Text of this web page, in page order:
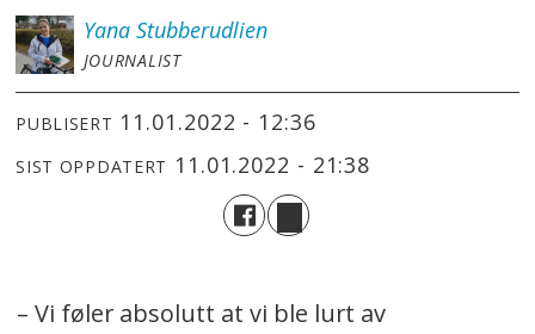
Yana Stubberudlien
JOURNALIST
PUBLISERT 11.01.2022 - 12:36
SIST OPPDATERT 11.01.2022 - 21:38
– Vi føler absolutt at vi ble lurt av